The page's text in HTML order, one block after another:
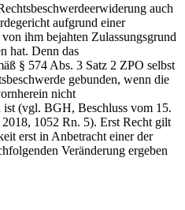
auch
aufgrund einer
ihm bejahten Zulassungsgrund
hat. Denn das
§ 574 Abs. 3 Satz 2 ZPO selbst
gebunden, wenn die
nicht
ist (vgl. BGH, Beschluss vom 15.
1052 Rn. 5). Erst Recht gilt
erst in Anbetracht einer der
Veränderung ergeben